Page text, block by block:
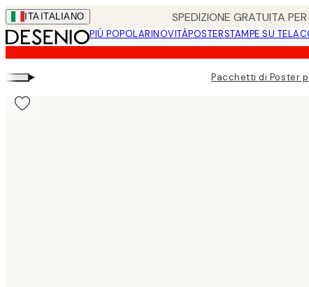
Skip
to
main
content.
ITA ITALIANO SPEDIZIONE GRATUITA
PIÚ POPOLARINOVITÀPOSTERSTAMPE SU TELA
▸ Pacchetti di Poster